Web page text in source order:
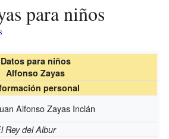
para niños
Datos para niños
Alfonso Zayas
personal
Alfonso Zayas Inclán
Rey del Albur